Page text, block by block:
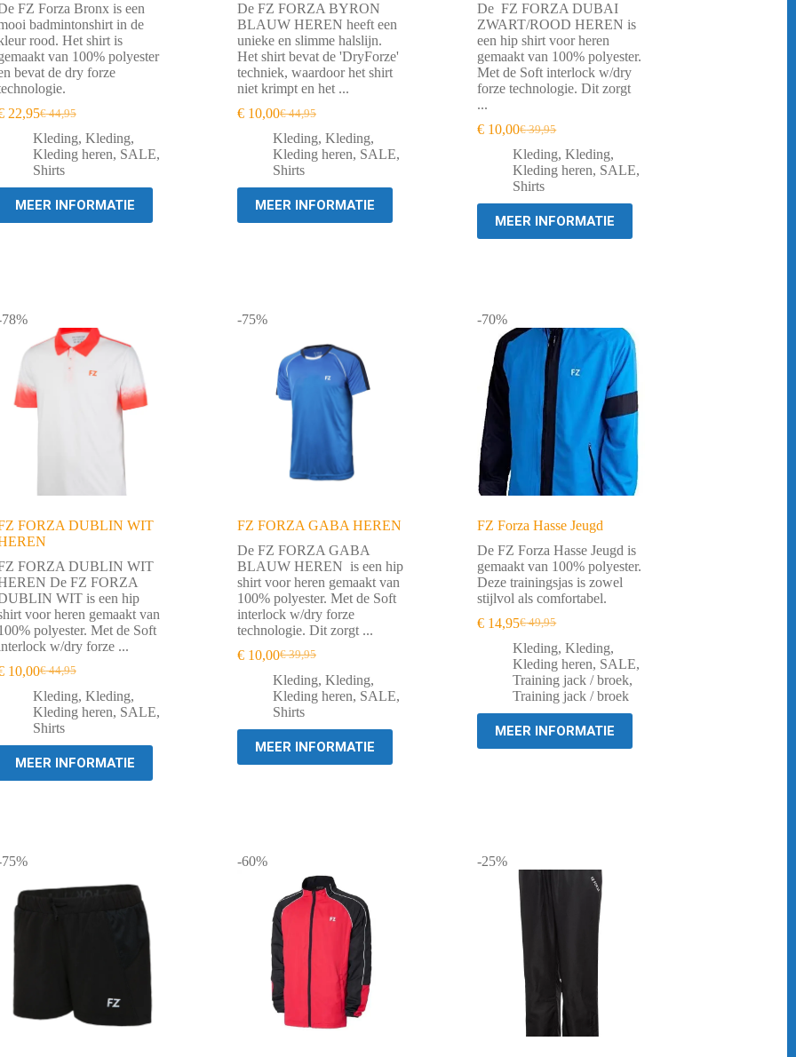
FZ Forza Bronx is een
badmintonshirt in de
rood. Het shirt is
van 100% polyester
bevat de dry forze
€44,95
Oorspronkelijke
prijs
was:
€ 44,95.
22,95Huidige
prijs
is:
€ 22,95.
Kleding, Kleding,
Kleding heren, SALE,
Shirts
MEER INFORMATIE
De FZ FORZA BYRON
BLAUW HEREN heeft een
unieke en slimme halslijn.
Het shirt bevat de 'DryForze'
techniek, waardoor het shirt
niet krimpt en het ...
€44,95
Oorspronkelijke
prijs
was:
€ 44,95.
€ 10,00Huidige
prijs
is:
€ 10,00.
Kleding,Kleding,
Kleding heren, SALE,
Shirts
MEER INFORMATIE
De FZ FORZA DUBAI
ZWART/ROOD HEREN is
een hip shirt voor heren
gemaakt van 100% polyester.
Met de Soft interlock w/dry
forze technologie. Dit zorgt
...
€39,95
Oorspronkelijke
prijs
was:
€ 39,95.
€ 10,00Huidige
prijs
is:
€ 10,00.
Kleding,Kleding,
Kleding heren, SALE,
Shirts
MEER INFORMATIE
FORZA DUBLIN WIT
FORZA DUBLIN WIT
De FZ FORZA
WIT is een hip
voor heren gemaakt van
polyester. Met de Soft
w/dry forze ...
€44,95
Oorspronkelijke
prijs
was:
€ 44,95.
10,00Huidige
prijs
is:
€ 10,00.
Kleding, Kleding,
Kleding heren, SALE,
Shirts
MEER INFORMATIE
-75%
FZ FORZA GABA HEREN
De FZ FORZA GABA
BLAUW HEREN is een hip
shirt voor heren gemaakt van
100% polyester. Met de Soft
interlock w/dry forze
technologie. Dit zorgt ...
€39,95
Oorspronkelijke
prijs
was:
€ 39,95.
€ 10,00Huidige
prijs
is:
€ 10,00.
Kleding,Kleding,
Kleding heren, SALE,
Shirts
MEER INFORMATIE
-70%
FZ Forza Hasse Jeugd
De FZ Forza Hasse Jeugd is
gemaakt van 100% polyester.
Deze trainingsjas is zowel
stijlvol als comfortabel.
€49,95
Oorspronkelijke
prijs
was:
€ 49,95.
€ 14,95Huidige
prijs
is:
€ 14,95.
Kleding,Kleding,
Kleding heren, SALE,
Training jack / broek,
Training jack / broek
MEER INFORMATIE
-60% -25%